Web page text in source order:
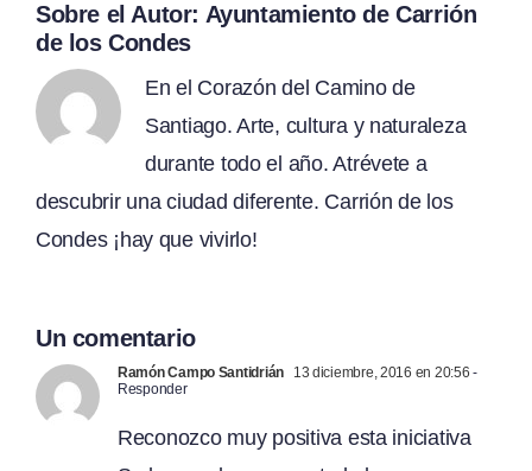
Sobre el Autor: Ayuntamiento de Carrión
de los Condes
En el Corazón del Camino de
Santiago. Arte, cultura y naturaleza
durante todo el año. Atrévete a
descubrir una ciudad diferente. Carrión de los
Condes ¡hay que vivirlo!
Un comentario
Ramón Campo Santidrián 13 diciembre, 2016 en 20:56 -
Responder
Reconozco muy positiva esta iniciativa